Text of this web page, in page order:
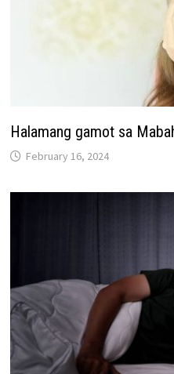
Halamang gamot sa
February 16, 2024